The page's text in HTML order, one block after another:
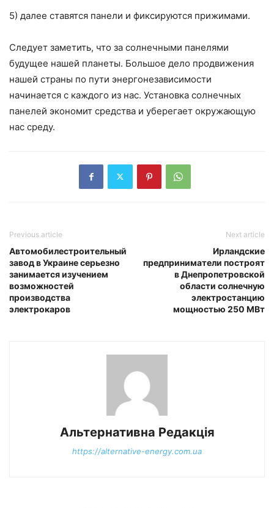
5) далее ставятся панели и фиксируются прижимами.
Следует заметить, что за солнечными панелями
будущее нашей планеты. Большое дело продвижения
нашей страны по пути энергонезависимости
начинается с каждого из нас. Установка солнечных
панелей экономит средства и уберегает окружающую
нас среду.
Previous article
Автомобилестроительный
завод в Украине серьезно
занимается изучением
возможностей
производства
электрокаров
Next article
Ирландские
предприниматели построят
в Днепропетровской
области солнечную
электростанцию
мощностью 250 МВт
Альтернативна Редакція
https://alternative-energy.com.ua